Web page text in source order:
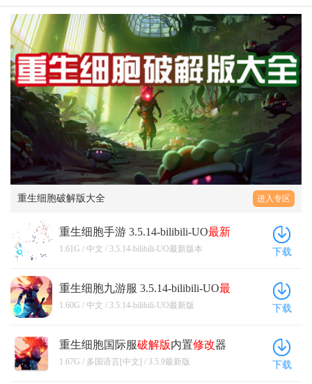
重生细胞破解版大全 进入专区
重生细胞手游 3.5.14-bilibili-UO最新
版本
1.61G / 中文 / 3.5.14-bilibili-UO最新版本 下载
重生细胞九游服 3.5.14-bilibili-UO最
新版
1.60G / 中文 / 3.5.14-bilibili-UO最新版 下载
重生细胞国际服破解版内置修改器
(Dead Cells) 3.5.9最新版
1.67G / 多国语言[中文] / 3.5.9最新版 下载